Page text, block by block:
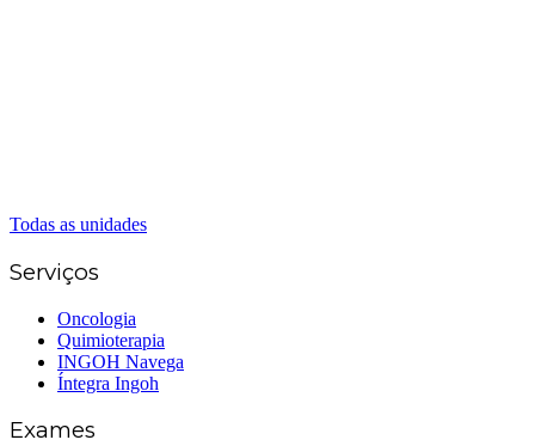
Todas as unidades
Serviços
Oncologia
Quimioterapia
INGOH Navega
Íntegra Ingoh
Exames